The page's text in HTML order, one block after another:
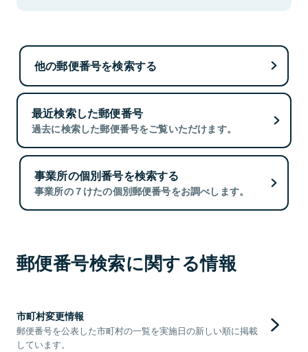
他の郵便番号を検索する
最近検索した郵便番号
過去に検索した郵便番号をご覧いただけます。
事業所の個別番号を検索する
事業所の７けたの個別郵便番号をお調べします。
郵便番号検索に関する情報
市町村変更情報
郵便番号を公表した市町村の一覧を実施日の新しい順に掲載
しています。